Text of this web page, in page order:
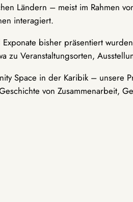
Ländern – meist im Rahmen
interagiert.
bisher präsentiert
zu Veranstaltungsorten,
Space in der Karibik – unsere
von Zusammenarbeit,